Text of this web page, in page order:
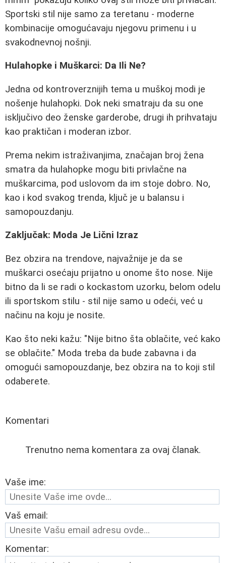
Sportski stil nije samo za teretanu - moderne
kombinacije omogućavaju njegovu primenu i u
svakodnevnoj nošnji.
Hulahopke i Muškarci: Da Ili Ne?
Jedna od kontroverznijih tema u muškoj modi je
nošenje hulahopki. Dok neki smatraju da su one
isključivo deo ženske garderobe, drugi ih prihvataju
kao praktičan i moderan izbor.
Prema nekim istraživanjima, značajan broj žena
smatra da hulahopke mogu biti privlačne na
muškarcima, pod uslovom da im stoje dobro. No,
kao i kod svakog trenda, ključ je u balansu i
samopouzdanju.
Zaključak: Moda Je Lični Izraz
Bez obzira na trendove, najvažnije je da se
muškarci osećaju prijatno u onome što nose. Nije
bitno da li se radi o kockastom uzorku, belom odelu
ili sportskom stilu - stil nije samo u odeći, već u
načinu na koju je nosite.
Kao što neki kažu: "Nije bitno šta oblačite, već kako
se oblačite." Moda treba da bude zabavna i da
omogući samopouzdanje, bez obzira na to koji stil
odaberete.
Komentari
Trenutno nema komentara za ovaj članak.
Vaše ime:
Vaš email:
Komentar: